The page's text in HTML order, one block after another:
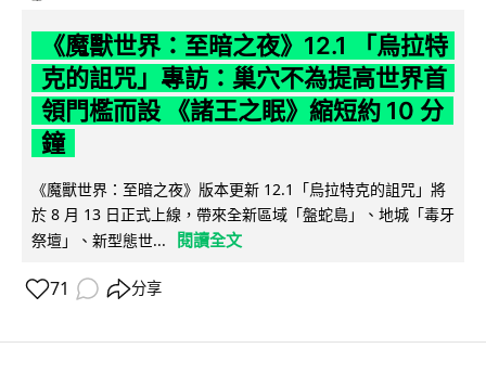
《魔獸世界：至暗之夜》12.1 「烏拉特
克的詛咒」專訪：巢穴不為提高世界首
領門檻而設 《諸王之眠》縮短約 10 分
鐘
《魔獸世界：至暗之夜》版本更新 12.1「烏拉特克的詛咒」將
於 8 月 13 日正式上線，帶來全新區域「盤蛇島」、地城「毒牙
祭壇」、新型態世...
閱讀全文
71 分享